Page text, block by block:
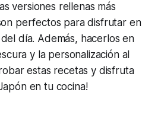
versiones rellenas más
perfectos para disfrutar en
día. Además, hacerlos en
y la personalización al
estas recetas y disfruta
en tu cocina!